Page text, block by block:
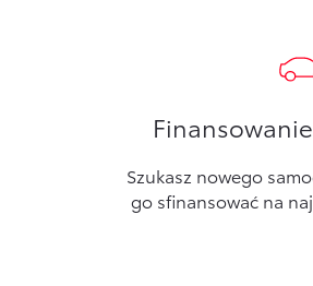
Szukasz nowego
go sfinansować na